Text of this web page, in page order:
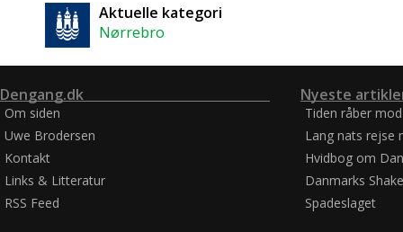
Aktuelle kategori
Nørrebro
Dengang.dk
Om siden
Uwe Brodersen
Kontakt
Links & Litteratur
RSS Feed
Nyeste
Tiden råber
Lang nats rejse
Hvidbog om
Danmarks
Spadeslaget